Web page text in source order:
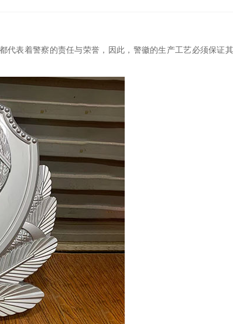
表着警察的责任与荣誉，因此，警徽的生产工艺必须保证